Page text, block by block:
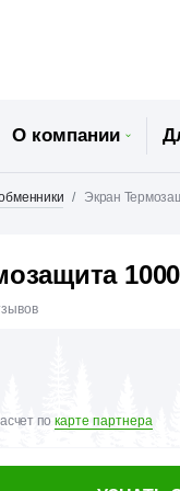
О компании
Экран
по карте партнера